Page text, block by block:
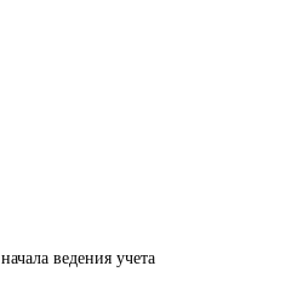
ведения учета